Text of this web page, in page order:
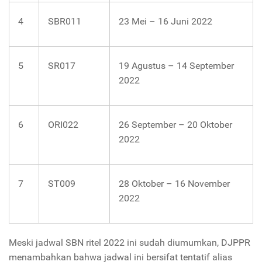
4 SBR011 23 Mei – 16 Juni 2022
5 SR017
19 Agustus – 14 September
2022
6 ORI022
26 September – 20 Oktober
2022
7 ST009
28 Oktober – 16 November
2022
Meski jadwal SBN ritel 2022 ini sudah diumumkan, DJPPR
menambahkan bahwa jadwal ini bersifat tentatif alias